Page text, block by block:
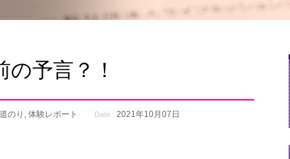
予言？！
のり , 体験レポート Date : 2021年10月07日